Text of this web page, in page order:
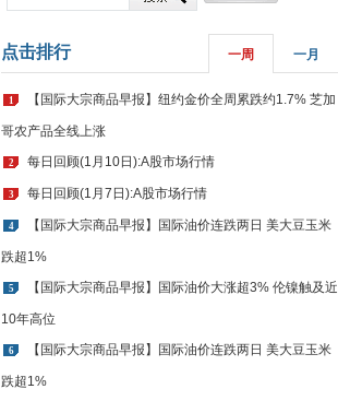
点击排行 一周 一月
1 【国际大宗商品早报】纽约金价全周累跌约1.7% 芝加
哥农产品全线上涨
2 每日回顾(1月10日):A股市场行情
3 每日回顾(1月7日):A股市场行情
4 【国际大宗商品早报】国际油价连跌两日 美大豆玉米
跌超1%
5 【国际大宗商品早报】国际油价大涨超3% 伦镍触及近
10年高位
6 【国际大宗商品早报】国际油价连跌两日 美大豆玉米
跌超1%